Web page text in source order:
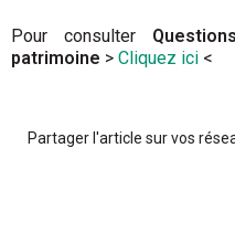
Pour consulter
patrimoine > Cliquez ici <
Partager l'article sur vos